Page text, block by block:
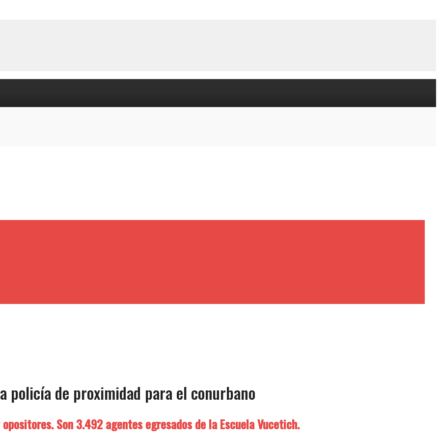
policía de proximidad para el conurbano
Son 3.492 agentes egresados de la Escuela Vucetich.